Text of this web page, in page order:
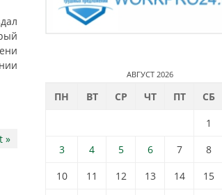
»
АВГУСТ 2026
ПН ВТ СР ЧТ ПТ СБ
1
3
4 5 6 7 8
10
11 12 13 14 15